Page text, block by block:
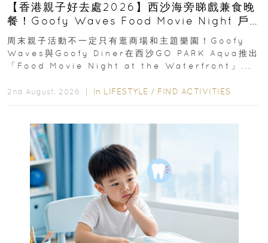
【香港親子好去處2026】西沙海旁睇戲兼食晚
餐！Goofy Waves Food Movie Night 戶
外影院逢週末登場
周末親子活動不一定只有逛商場和主題樂園！Goofy
Waves與Goofy Diner在西沙GO PARK Aqua推出
「Food Movie Night at the Waterfront」...
2nd August, 2026 ｜ In LIFESTYLE / FIND ACTIVITIES